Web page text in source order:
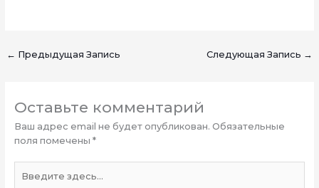
← Предыдущая Запись Следующая Запись →
Оставьте комментарий
Ваш адрес email не будет опубликован. Обязательные
поля помечены *
здесь...